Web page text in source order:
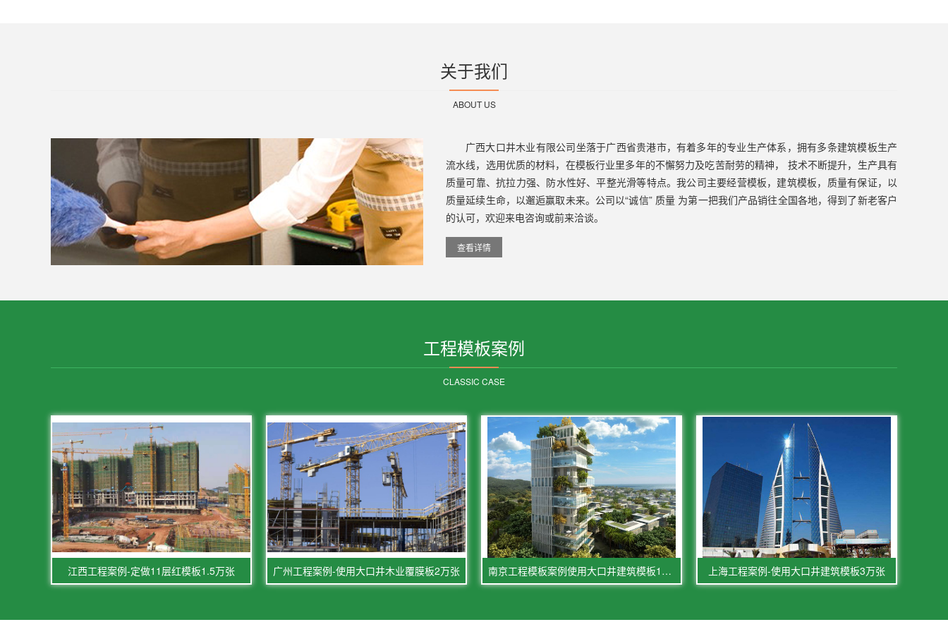
关于我们
ABOUT US
广西大口井木业有限公司坐落于广西省贵港市，有着多年的专业生产体系，拥有多条建筑模板生产
流水线，选用优质的材料，在模板行业里多年的不懈努力及吃苦耐劳的精神， 技术不断提升，生产具有
质量可靠、抗拉力强、防水性好、平整光滑等特点。我公司主要经营模板，建筑模板，质量有保证，以
质量延续生命，以邂逅赢取未来。公司以“诚信” 质量 为第一把我们产品销往全国各地，得到了新老客户
的认可，欢迎来电咨询或前来洽谈。
查看详情
工程模板案例
CLASSIC CASE
江西工程案例-定做11层红模板1.5万张 广州工程案例-使用大口井木业覆膜板2万张 南京工程模板案例使用大口井建筑模板1万张 上海工程案例-使用大口井建筑模板3万张